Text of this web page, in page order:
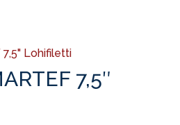
7,5″